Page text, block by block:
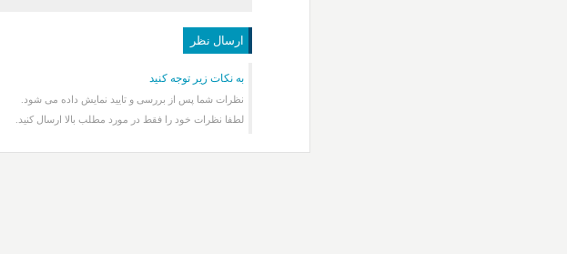
به نکات زیر توجه کنید
نظرات شما پس از بررسی و تایید نمایش داده می شود.
لطفا نظرات خود را فقط در مورد مطلب بالا ارسال کنید.